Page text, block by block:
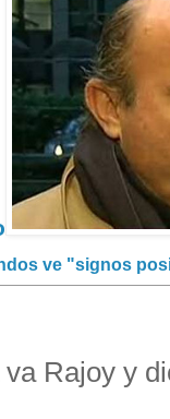
ve "signos
Rajoy y